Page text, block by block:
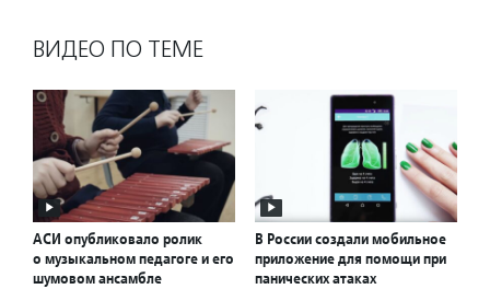
ВИДЕО ПО ТЕМЕ
АСИ опубликовало ролик
о музыкальном педагоге и его
шумовом ансамбле
В России создали мобильное
приложение для помощи при
панических атаках